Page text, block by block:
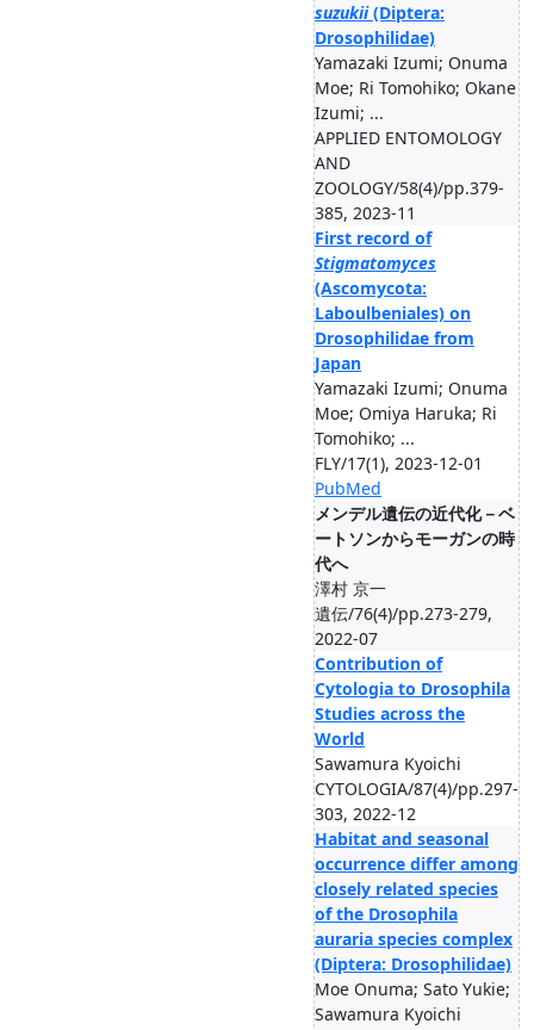
suzukii(Diptera:
Drosophilidae)
Yamazaki Izumi; Onuma
Moe; Ri Tomohiko; Okane
Izumi; ...
APPLIED ENTOMOLOGY
AND
ZOOLOGY/58(4)/pp.379-
385, 2023-11
First record of
Stigmatomyces
(Ascomycota:
Laboulbeniales) on
Drosophilidae from
Japan
Yamazaki Izumi; Onuma
Moe; Omiya Haruka; Ri
Tomohiko; ...
FLY/17(1), 2023-12-01
PubMed
メンデル遺伝の近代化－ベ
ートソンからモーガンの時
代へ
澤村 京一
遺伝/76(4)/pp.273-279,
2022-07
Contribution of
Cytologia to Drosophila
Studies across the
World
Sawamura Kyoichi
CYTOLOGIA/87(4)/pp.297-
303, 2022-12
Habitat and seasonal
occurrence differ among
closely related species
of the Drosophila
auraria species complex
(Diptera: Drosophilidae)
Moe Onuma; Sato Yukie;
Sawamura Kyoichi